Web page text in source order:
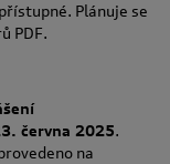
Plánuje se
PDF.
června 2025.
na